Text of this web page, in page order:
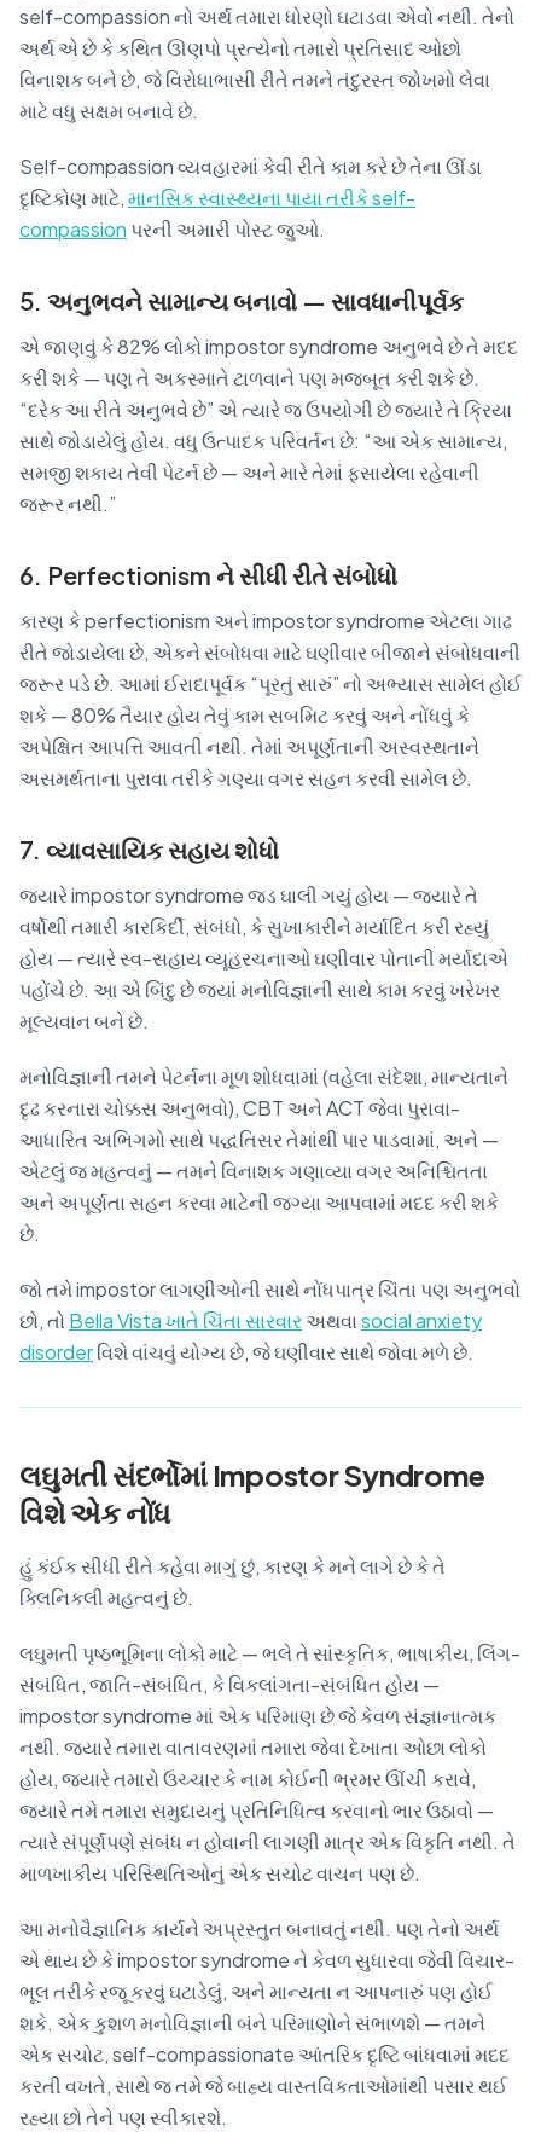
self-compassion નો અર્થ તમારા ધોરણો ઘટાડવા એવો નથી. તેનો
અર્થ એ છે કે કથિત ઊણપો પ્રત્યેનો તમારો પ્રતિસાદ ઓછો
વિનાશક બને છે, જે વિરોધાભાસી રીતે તમને તંદુરસ્ત જોખમો લેવા
માટે વધુ સક્ષમ બનાવે છે.
Self-compassion વ્યવહારમાં કેવી રીતે કામ કરે છે તેના ઊંડા
દૃષ્ટિકોણ માટે,માનસિક સ્વાસ્થ્યના પાયા તરીકે self-
compassion પરની અમારી પોસ્ટ જુઓ.
5. અનુભવને સામાન્ય બનાવો — સાવધાનીપૂર્વક
એ જાણવું કે 82% લોકો impostor syndrome અનુભવે છે તે મદદ
કરી શકે — પણ તે અકસ્માતે ટાળવાને પણ મજબૂત કરી શકે છે.
“દરેક આ રીતે અનુભવે છે” એ ત્યારે જ ઉપયોગી છે જ્યારે તે ક્રિયા
સાથે જોડાયેલું હોય. વધુ ઉત્પાદક પરિવર્તન છે: “આ એક સામાન્ય,
સમજી શકાય તેવી પેટર્ન છે — અને મારે તેમાં ફસાયેલા રહેવાની
જરૂર નથી.”
6. Perfectionism ને સીધી રીતે સંબોધો
કારણ કે perfectionism અને impostor syndrome એટલા ગાઢ
રીતે જોડાયેલા છે, એકને સંબોધવા માટે ઘણીવાર બીજાને સંબોધવાની
જરૂર પડે છે. આમાં ઈરાદાપૂર્વક “પૂરતું સારું” નો અભ્યાસ સામેલ હોઈ
શકે — 80% તૈયાર હોય તેવું કામ સબમિટ કરવું અને નોંધવું કે
અપેક્ષિત આપત્તિ આવતી નથી. તેમાં અપૂર્ણતાની અસ્વસ્થતાને
અસમર્થતાના પુરાવા તરીકે ગણ્યા વગર સહન કરવી સામેલ છે.
7. વ્યાવસાયિક સહાય શોધો
જ્યારે impostor syndrome જડ ઘાલી ગયું હોય — જ્યારે તે
વર્ષોથી તમારી કારકિર્દી, સંબંધો, કે સુખાકારીને મર્યાદિત કરી રહ્યું
હોય — ત્યારે સ્વ-સહાય વ્યૂહરચનાઓ ઘણીવાર પોતાની મર્યાદાએ
પહોંચે છે. આ એ બિંદુ છે જ્યાં મનોવિજ્ઞાની સાથે કામ કરવું ખરેખર
મૂલ્યવાન બને છે.
મનોવિજ્ઞાની તમને પેટર્નના મૂળ શોધવામાં (વહેલા સંદેશા, માન્યતાને
દૃઢ કરનારા ચોક્કસ અનુભવો), CBT અને ACT જેવા પુરાવા-
આધારિત અભિગમો સાથે પદ્ધતિસર તેમાંથી પાર પાડવામાં, અને —
એટલું જ મહત્વનું — તમને વિનાશક ગણાવ્યા વગર અનિશ્ચિતતા
અને અપૂર્ણતા સહન કરવા માટેની જગ્યા આપવામાં મદદ કરી શકે
છે.
જો તમે impostor લાગણીઓની સાથે નોંધપાત્ર ચિંતા પણ અનુભવો
છો, તોBella Vista ખાતે ચિંતા સારવારઅથવાsocial anxiety
disorderવિશે વાંચવું યોગ્ય છે, જે ઘણીવાર સાથે જોવા મળે છે.
લઘુમતી સંદર્ભોમાં Impostor Syndrome
વિશે એક નોંધ
હું કંઈક સીધી રીતે કહેવા માગું છું, કારણ કે મને લાગે છે કે તે
ક્લિનિકલી મહત્વનું છે.
લઘુમતી પૃષ્ઠભૂમિના લોકો માટે — ભલે તે સાંસ્કૃતિક, ભાષાકીય, લિંગ-
સંબંધિત, જાતિ-સંબંધિત, કે વિકલાંગતા-સંબંધિત હોય —
impostor syndrome માં એક પરિમાણ છે જે કેવળ સંજ્ઞાનાત્મક
નથી. જ્યારે તમારા વાતાવરણમાં તમારા જેવા દેખાતા ઓછા લોકો
હોય, જ્યારે તમારો ઉચ્ચાર કે નામ કોઈની ભ્રમર ઊંચી કરાવે,
જ્યારે તમે તમારા સમુદાયનું પ્રતિનિધિત્વ કરવાનો ભાર ઉઠાવો —
ત્યારે સંપૂર્ણપણે સંબંધ ન હોવાની લાગણી માત્ર એક વિકૃતિ નથી. તે
માળખાકીય પરિસ્થિતિઓનું એક સચોટ વાચન પણ છે.
આ મનોવૈજ્ઞાનિક કાર્યને અપ્રસ્તુત બનાવતું નથી. પણ તેનો અર્થ
એ થાય છે કે impostor syndrome ને કેવળ સુધારવા જેવી વિચાર-
ભૂલ તરીકે રજૂ કરવું ઘટાડેલું, અને માન્યતા ન આપનારું પણ હોઈ
શકે. એક કુશળ મનોવિજ્ઞાની બંને પરિમાણોને સંભાળશે — તમને
એક સચોટ, self-compassionate આંતરિક દૃષ્ટિ બાંધવામાં મદદ
કરતી વખતે, સાથે જ તમે જે બાહ્ય વાસ્તવિકતાઓમાંથી પસાર થઈ
રહ્યા છો તેને પણ સ્વીકારશે.